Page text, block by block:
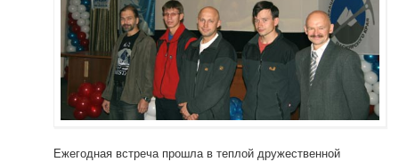
Ежегодная встреча прошла в теплой дружественной